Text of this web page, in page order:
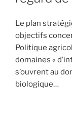
Le plan
objectifs
Politique
domaines «
s’ouvrent au
biologique…